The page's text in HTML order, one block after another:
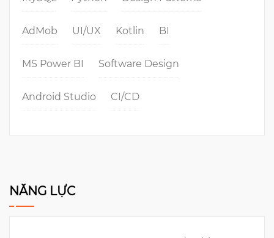
AdMob UI/UX Kotlin BI
MS Power BI Software Design
Android Studio CI/CD
NĂNG LỰC